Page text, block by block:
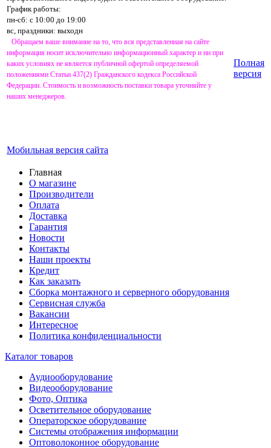
График работы:
пн-сб: с 10:00 до 19:00
вс, праздники: выходн
Обращаем ваше внимание на то, что вся представленная на сайте
информация носит исключительно информационный характер и ни при
каких условиях не является публичной офертой определяемой
положениями Статьи 437(2) Гражданского кодекса Российской
Федерации. Стоимость и возможность поставки товара уточняйте у
наших менеджеров.
Мобильная версия сайта
Полная
версия
Главная
О магазине
Производители
Оплата
Доставка
Гарантия
Новости
Контакты
Наши проекты
Кредит
Как заказать
Сборка монтажного и серверного оборудования
Сервисная служба
Вакансии
Интересное
Политика конфиденциальности
Каталог товаров
Аудиооборудование
Видеооборудование
Фото, Оптика
Осветительное оборудование
Операторское оборудование
Системы отображения информации
Оптоволоконное оборудование